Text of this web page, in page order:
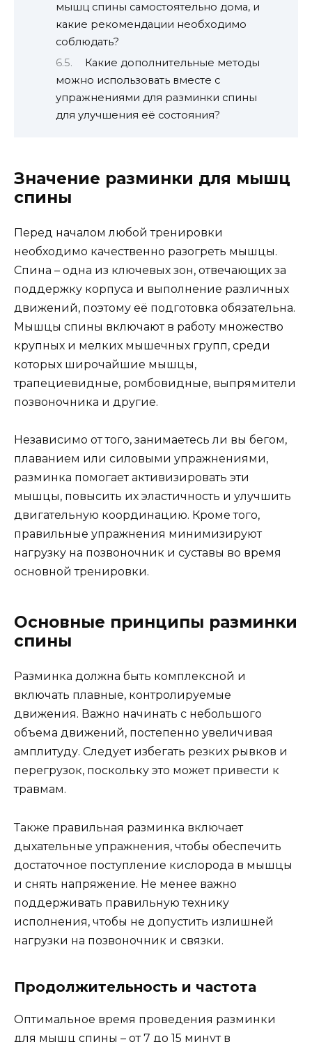
мышц спины самостоятельно дома, и
какие рекомендации необходимо
соблюдать?
Какие дополнительные методы
можно использовать вместе с
упражнениями для разминки спины
для улучшения её состояния?
Значение разминки для мышц
спины
Перед началом любой тренировки
необходимо качественно разогреть мышцы.
Спина – одна из ключевых зон, отвечающих за
поддержку корпуса и выполнение различных
движений, поэтому её подготовка обязательна.
Мышцы спины включают в работу множество
крупных и мелких мышечных групп, среди
которых широчайшие мышцы,
трапециевидные, ромбовидные, выпрямители
позвоночника и другие.
Независимо от того, занимаетесь ли вы бегом,
плаванием или силовыми упражнениями,
разминка помогает активизировать эти
мышцы, повысить их эластичность и улучшить
двигательную координацию. Кроме того,
правильные упражнения минимизируют
нагрузку на позвоночник и суставы во время
основной тренировки.
Основные принципы разминки
спины
Разминка должна быть комплексной и
включать плавные, контролируемые
движения. Важно начинать с небольшого
объема движений, постепенно увеличивая
амплитуду. Следует избегать резких рывков и
перегрузок, поскольку это может привести к
травмам.
Также правильная разминка включает
дыхательные упражнения, чтобы обеспечить
достаточное поступление кислорода в мышцы
и снять напряжение. Не менее важно
поддерживать правильную технику
исполнения, чтобы не допустить излишней
нагрузки на позвоночник и связки.
Продолжительность и частота
Оптимальное время проведения разминки
для мышц спины – от 7 до 15 минут в